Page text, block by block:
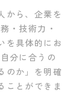
から、企業を
・技術力・
を具体的にお
分に合うの
のか」を明確
ことができま